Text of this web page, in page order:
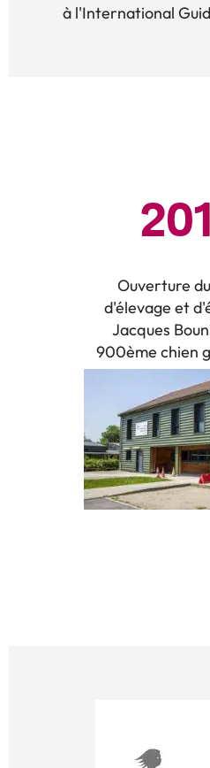
à l'International
Ouverture
d'élevage et
Jacques
900ème chien